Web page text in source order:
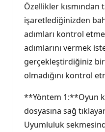
Özellikler kısmından
işaretlediğinizden
adımları kontrol
adımlarını vermek
gerçekleştirdiğiniz bir
olmadığını kontrol
**Yöntem 1:**Oyun
dosyasına sağ
Uyumluluk